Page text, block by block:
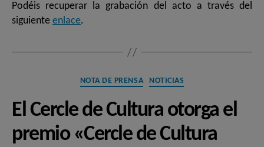
Podéis recuperar la grabación del acto a través del
siguiente enlace.
Categorías
NOTA DE PRENSA NOTICIAS
El Cercle de Cultura otorga el
premio «Cercle de Cultura